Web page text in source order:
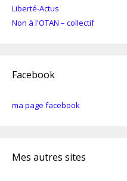
Liberté-Actus
Non à l'OTAN – collectif
Facebook
ma page facebook
Mes autres sites